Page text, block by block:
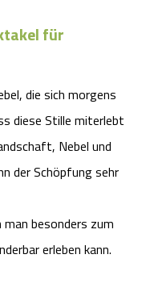
für
die sich morgens
diese Stille miterlebt
Nebel und
der Schöpfung sehr
besonders zum
erleben kann.